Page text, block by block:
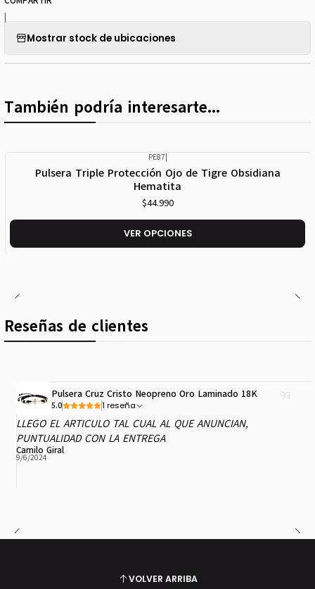
|
Mostrar stock de ubicaciones
También podría interesarte...
PE87|
Pulsera Triple Protección Ojo de Tigre Obsidiana
Hematita
$44.990
VER OPCIONES
Reseñas de clientes
Pulsera Cruz Cristo Neopreno Oro Laminado 18K
5.0 1 reseña
LLEGO EL ARTICULO TAL CUAL AL QUE ANUNCIAN,
PUNTUALIDAD CON LA ENTREGA
Camilo Giral
9/6/2024
VOLVER ARRIBA